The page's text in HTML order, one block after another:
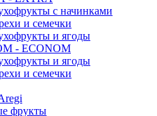
с начинками
и семечки
и ягоды
- ECONOM
и ягоды
и семечки
фрукты